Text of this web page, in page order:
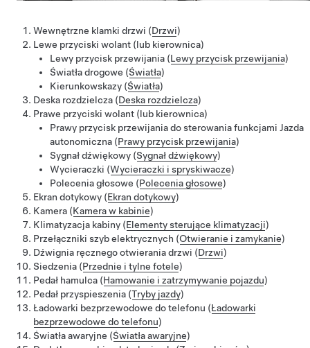
Wewnętrzne klamki drzwi (Drzwi)
Lewe przyciski wolant (lub kierownica)
Lewy przycisk przewijania (Lewy przycisk przewijania)
Światła drogowe (Światła)
Kierunkowskazy (Światła)
Deska rozdzielcza (Deska rozdzielcza)
Prawe przyciski wolant (lub kierownica)
Prawy przycisk przewijania do sterowania funkcjami Jazda
autonomiczna (Prawy przycisk przewijania)
Sygnał dźwiękowy (Sygnał dźwiękowy)
Wycieraczki (Wycieraczki i spryskiwacze)
Polecenia głosowe (Polecenia głosowe)
Ekran dotykowy (Ekran dotykowy)
Kamera (Kamera w kabinie)
Klimatyzacja kabiny (Elementy sterujące klimatyzacji)
Przełączniki szyb elektrycznych (Otwieranie i zamykanie)
Dźwignia ręcznego otwierania drzwi (Drzwi)
Siedzenia (Przednie i tylne fotele)
Pedał hamulca (Hamowanie i zatrzymywanie pojazdu)
Pedał przyspieszenia (Tryby jazdy)
Ładowarki bezprzewodowe do telefonu (Ładowarki
bezprzewodowe do telefonu)
Światła awaryjne (Światła awaryjne)